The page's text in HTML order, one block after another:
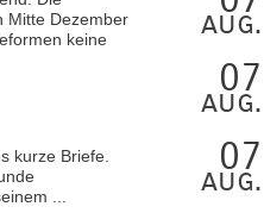
Mitte Dezember
keine
kurze Briefe.
...
aug.
07
aug.
07
aug.